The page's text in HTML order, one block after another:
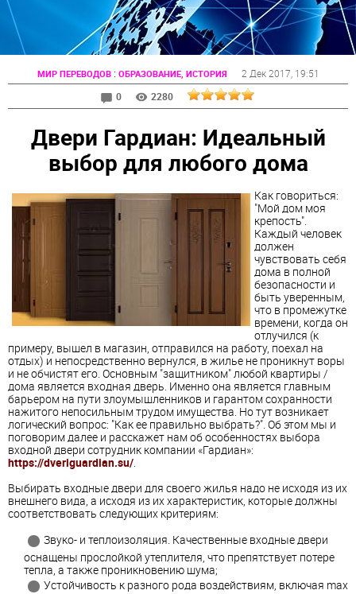
МИР ПЕРЕВОДОВ: ОБРАЗОВАНИЕ, ИСТОРИЯ 2 Дек 2017 , 19:51
0
2280
Двери Гардиан: Идеальный
выбор для любого дома
Как говориться:
"Мой дом моя
крепость".
Каждый человек
должен
чувствовать себя
дома в полной
безопасности и
быть уверенным,
что в промежутке
времени, когда он
отлучился (к
примеру, вышел в магазин, отправился на работу, поехал на
отдых) и непосредственно вернулся, в жилье не проникнут воры
и не обчистят его. Основным "защитником" любой квартиры /
дома является входная дверь. Именно она является главным
барьером на пути злоумышленников и гарантом сохранности
нажитого непосильным трудом имущества. Но тут возникает
логический вопрос: "Как ее правильно выбрать?". Об этом мы и
поговорим далее и расскажет нам об особенностях выбора
входной двери сотрудник компании «Гардиан»:
https://dveriguardian.su/.
Выбирать входные двери для своего жилья надо не исходя из их
внешнего вида, а исходя из их характеристик, которые должны
соответствовать следующих критериям:
Звуко- и теплоизоляция. Качественные входные двери
оснащены прослойкой утеплителя, что препятствует потере
тепла, а также проникновению шума;
Устойчивость к разного рода воздействиям, включая max